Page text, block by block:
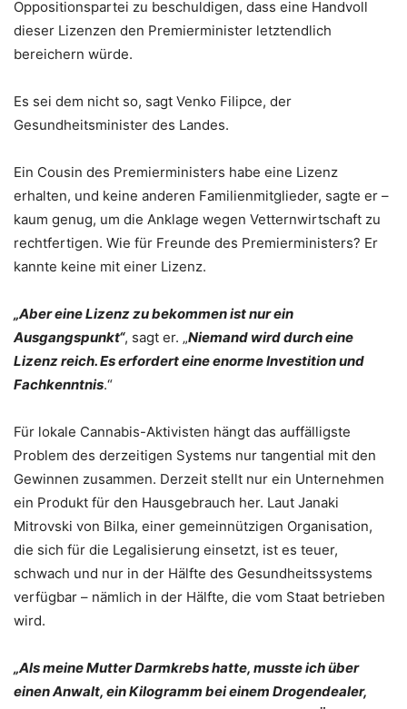
Oppositionspartei zu beschuldigen, dass eine Handvoll
dieser Lizenzen den Premierminister letztendlich
bereichern würde.
Es sei dem nicht so, sagt Venko Filipce, der
Gesundheitsminister des Landes.
Ein Cousin des Premierministers habe eine Lizenz
erhalten, und keine anderen Familienmitglieder, sagte er –
kaum genug, um die Anklage wegen Vetternwirtschaft zu
rechtfertigen. Wie für Freunde des Premierministers? Er
kannte keine mit einer Lizenz.
„Aber eine Lizenz zu bekommen ist nur ein
Ausgangspunkt“, sagt er. „Niemand wird durch eine
Lizenz reich. Es erfordert eine enorme Investition und
Fachkenntnis.“
Für lokale Cannabis-Aktivisten hängt das auffälligste
Problem des derzeitigen Systems nur tangential mit den
Gewinnen zusammen. Derzeit stellt nur ein Unternehmen
ein Produkt für den Hausgebrauch her. Laut Janaki
Mitrovski von Bilka, einer gemeinnützigen Organisation,
die sich für die Legalisierung einsetzt, ist es teuer,
schwach und nur in der Hälfte des Gesundheitssystems
verfügbar – nämlich in der Hälfte, die vom Staat betrieben
wird.
„Als meine Mutter Darmkrebs hatte, musste ich über
einen Anwalt, ein Kilogramm bei einem Drogendealer,